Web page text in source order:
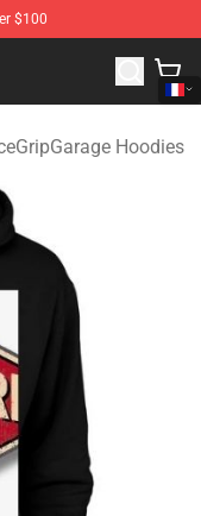
$100
Hoodies